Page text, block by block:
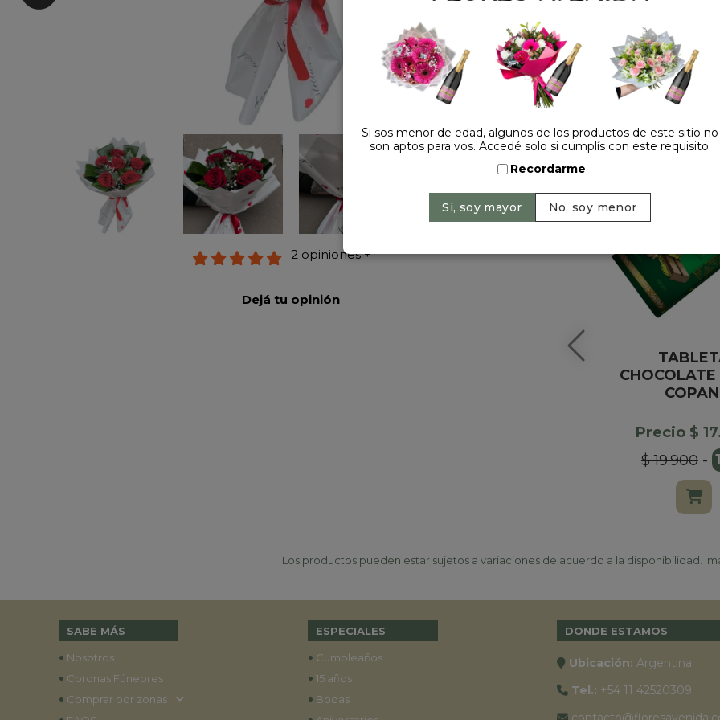
2 opiniones +
Dejá tu opinión
HACELO
Precio $
$ 19.900-
Los productos pueden estar sujetos a variaciones de acuerdo a la disponibilidad.
SABE MÁS
• Nosotros
• Coronas Fúnebres
• Comprar por zonas
ESPECIALES
• Cumpleaños
• 15 años
• Bodas
DONDE ESTAMOS
Ubicación: Argentina
Tel.: +54 11 42520309
Si sos menor de edad, algunos de los productos de este sitio no
son aptos para vos. Accedé solo si cumplís con este requisito.
Recordarme